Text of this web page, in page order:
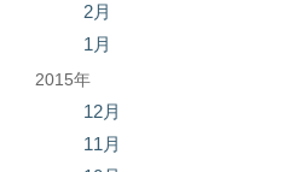
2月
1月
2015年
12月
11月